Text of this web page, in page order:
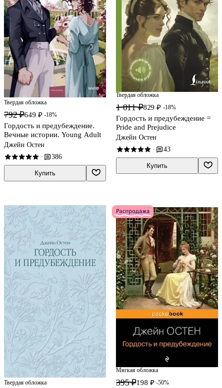
Твердая обложка
792 ₽649 ₽ -18%
Гордость и предубеждение.
Вечные истории. Young Adult
Джейн Остен
· 386
Купить
Твердая обложка
1 011 ₽829 ₽ -18%
Гордость и предубеждение =
Pride and Prejudice
Джейн Остен
· 43
Купить
Твердая обложка
Мягкая обложка
395 ₽198 ₽ -50%